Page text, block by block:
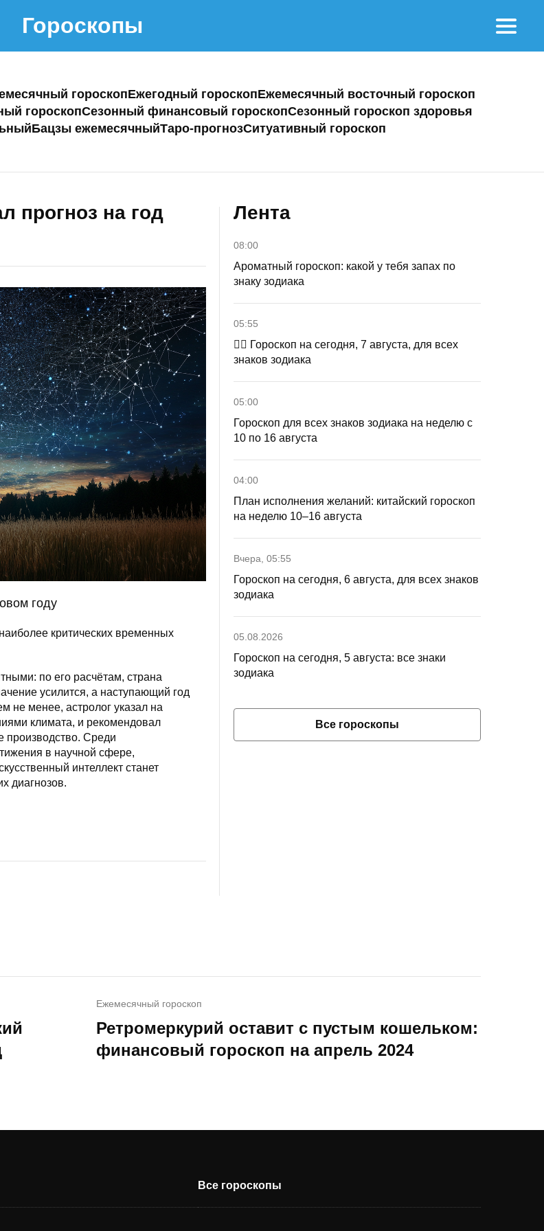
Гороскопы
гороскопЕжегодный гороскопЕжемесячный восточный гороскоп
гороскопСезонный финансовый гороскопСезонный гороскоп здоровья
Бацзы ежемесячныйТаро-прогнозСитуативный гороскоп
прогноз на год
году
критических временных
по его расчётам, страна
усилится, а наступающий год
не менее, астролог указал на
климата, и рекомендовал
производство. Среди
в научной сфере,
интеллект станет
диагнозов.
Лента
08:00
Ароматный гороскоп: какой у тебя запах по
знаку зодиака
05:55
🧙‍♀ Гороскоп на сегодня, 7 августа, для всех
знаков зодиака
05:00
Гороскоп для всех знаков зодиака на неделю с
10 по 16 августа
04:00
План исполнения желаний: китайский гороскоп
на неделю 10–16 августа
Вчера, 05:55
Гороскоп на сегодня, 6 августа, для всех знаков
зодиака
05.08.2026
Гороскоп на сегодня, 5 августа: все знаки
зодиака
Все гороскопы
Ежемесячный гороскоп
Ретромеркурий оставит с пустым кошельком:
финансовый гороскоп на апрель 2024
Все гороскопы